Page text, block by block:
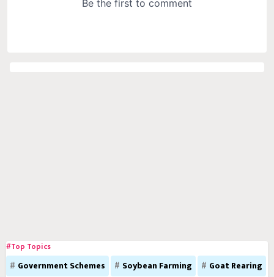
#Top Topics
Government Schemes Soybean Farming
Goat Rearing